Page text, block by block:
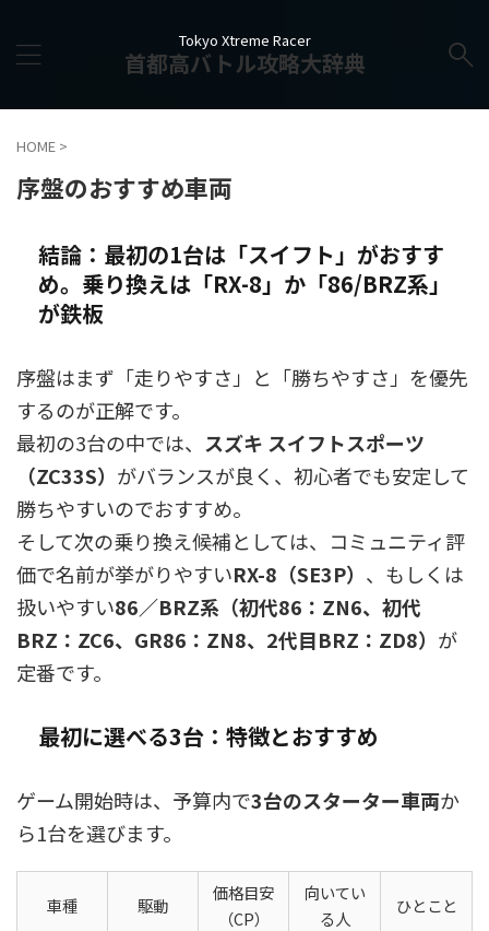
Tokyo Xtreme Racer
首都高バトル攻略大辞典
HOME >
序盤のおすすめ車両
結論：最初の1台は「スイフト」がおすす
め。乗り換えは「RX-8」か「86/BRZ系」
が鉄板
序盤はまず「走りやすさ」と「勝ちやすさ」を優先
するのが正解です。
最初の3台の中では、 スズキ スイフトスポーツ
（ZC33S） がバランスが良く、初心者でも安定して
勝ちやすいのでおすすめ。
そして次の乗り換え候補としては、コミュニティ評
価で名前が挙がりやすいRX-8（SE3P） 、もしくは
扱いやすい86／BRZ系（初代86：ZN6、初代
BRZ：ZC6、GR86：ZN8、2代目BRZ：ZD8） が
定番です。
最初に選べる3台：特徴とおすすめ
ゲーム開始時は、予算内で3台のスターター車両か
ら1台を選びます。
車種 駆動
価格目安
（CP）
向いてい
る人
ひとこと